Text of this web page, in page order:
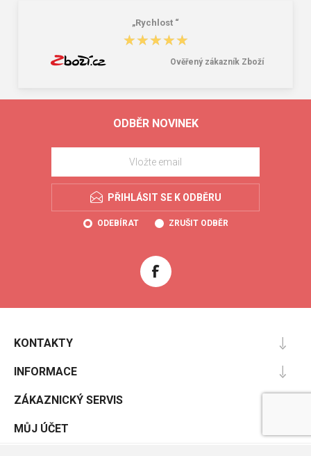
„Rychlost “
★★★★★
★★★★★
Ověřený zákazník Zboží
ODBĚR NOVINEK
PŘIHLÁSIT SE K ODBĚRU
ODEBÍRAT ZRUŠIT ODBĚR
KONTAKTY
INFORMACE
ZÁKAZNICKÝ SERVIS
MŮJ ÚČET